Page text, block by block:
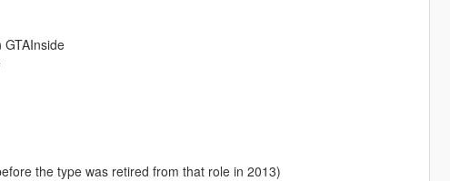
the type was retired from that role in 2013)